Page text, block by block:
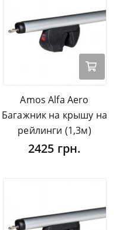
Amos Alfa Aero
Багажник на крышу на
рейлинги (1,3м)
2425 грн.